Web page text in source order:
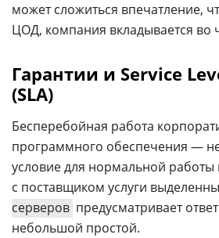
может сложиться впечатление,
ЦОД, компания вкладывается во
Гарантии и Service
(SLA)
Бесперебойная работа
программного обеспечения —
условие для нормальной
с поставщиком услуги
серверов предусматривает
небольшой простой.